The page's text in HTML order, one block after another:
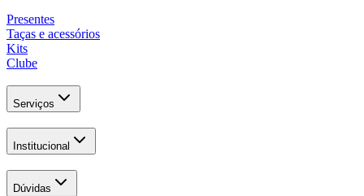
Presentes
Taças e acessórios
Kits
Clube
Serviços
Institucional
Dúvidas